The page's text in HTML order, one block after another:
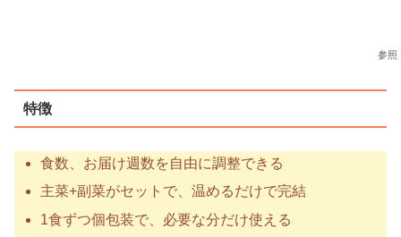
参照
特徴
食数、お届け週数を自由に調整できる
主菜+副菜がセットで、温めるだけで完結
1食ずつ個包装で、必要な分だけ使える